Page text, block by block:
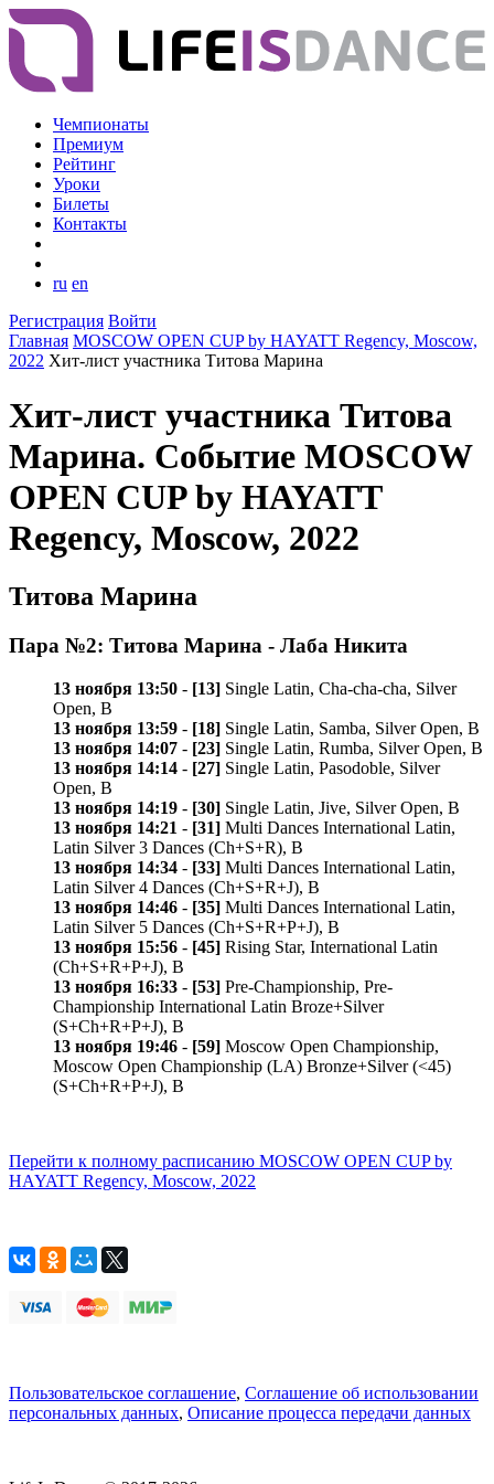
Чемпионаты
Премиум
Рейтинг
Уроки
Билеты
Контакты
ru en
Регистрация Войти
Главная MOSCOW OPEN CUP by HAYATT Regency, Moscow,
2022 Хит-лист участника Титова Марина
Хит-лист участника Титова
Марина. Событие MOSCOW
OPEN CUP by HAYATT
Regency, Moscow, 2022
Титова Марина
Пара №2: Титова Марина - Лаба Никита
13 ноября 13:50 - [13] Single Latin, Cha-cha-cha, Silver
Open, B
13 ноября 13:59 - [18] Single Latin, Samba, Silver Open, B
13 ноября 14:07 - [23] Single Latin, Rumba, Silver Open, B
13 ноября 14:14 - [27] Single Latin, Pasodoble, Silver
Open, B
13 ноября 14:19 - [30] Single Latin, Jive, Silver Open, B
13 ноября 14:21 - [31] Multi Dances International Latin,
Latin Silver 3 Dances (Ch+S+R), B
13 ноября 14:34 - [33] Multi Dances International Latin,
Latin Silver 4 Dances (Ch+S+R+J), B
13 ноября 14:46 - [35] Multi Dances International Latin,
Latin Silver 5 Dances (Ch+S+R+P+J), B
13 ноября 15:56 - [45] Rising Star, International Latin
(Ch+S+R+P+J), B
13 ноября 16:33 - [53] Pre-Championship, Pre-
Championship International Latin Broze+Silver
(S+Ch+R+P+J), B
13 ноября 19:46 - [59] Moscow Open Championship,
Moscow Open Championship (LA) Bronze+Silver (<45)
(S+Ch+R+P+J), B
Перейти к полному расписанию MOSCOW OPEN CUP by
HAYATT Regency, Moscow, 2022
Пользовательское соглашение, Соглашение об использовании
персональных данных, Описание процесса передачи данных